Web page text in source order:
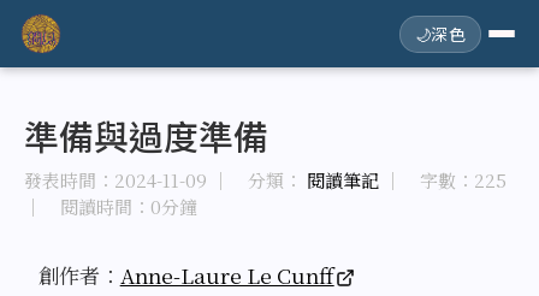
🌙深色
準備與過度準備
發表時間： 2024-11-09 ｜ 分類： 閱讀筆記 ｜ 字數：225
｜ 閱讀時間：0分鐘
創作者： Anne-Laure Le Cunff